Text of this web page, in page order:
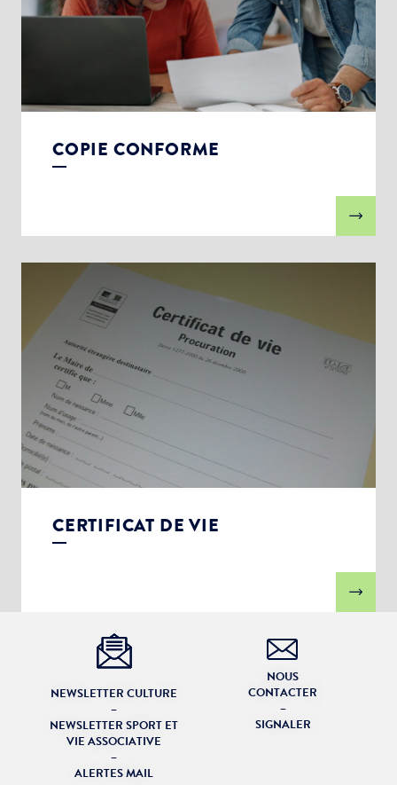
COPIE CONFORME
CERTIFICAT DE VIE
NEWSLETTER CULTURE
–
NEWSLETTER SPORT ET
VIE ASSOCIATIVE
–
ALERTES MAIL
NOUS
CONTACTER
–
SIGNALER